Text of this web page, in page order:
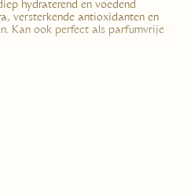
hydraterend en voedend
versterkende antioxidanten en
Kan ook perfect als parfumvrije